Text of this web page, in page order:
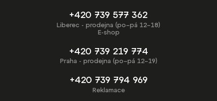
+420 739 577 362
Liberec - prodejna (po–pá 12–18)
E-shop
+420 739 219 774
Praha - prodejna (po–pá 12–19)
+420 739 794 969
Reklamace